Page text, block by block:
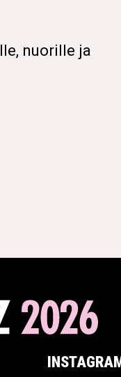
nuorille ja